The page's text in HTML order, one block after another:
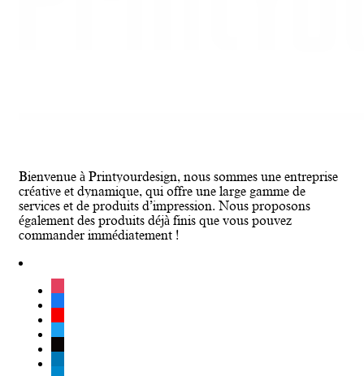
Bienvenue à Printyourdesign, nous sommes une entreprise
créative et dynamique, qui offre une large gamme de
services et de produits d’impression. Nous proposons
également des produits déjà finis que vous pouvez
commander immédiatement !
instagram
facebook
youtube
twitter
tiktok